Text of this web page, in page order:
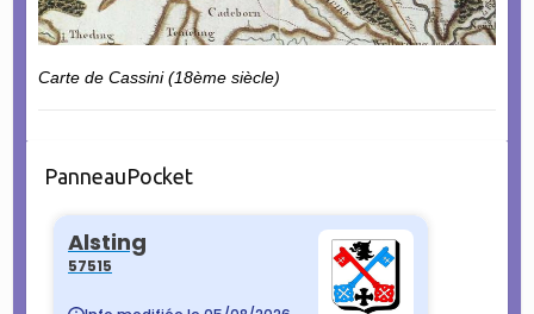
Carte de Cassini (18ème siècle)
PanneauPocket